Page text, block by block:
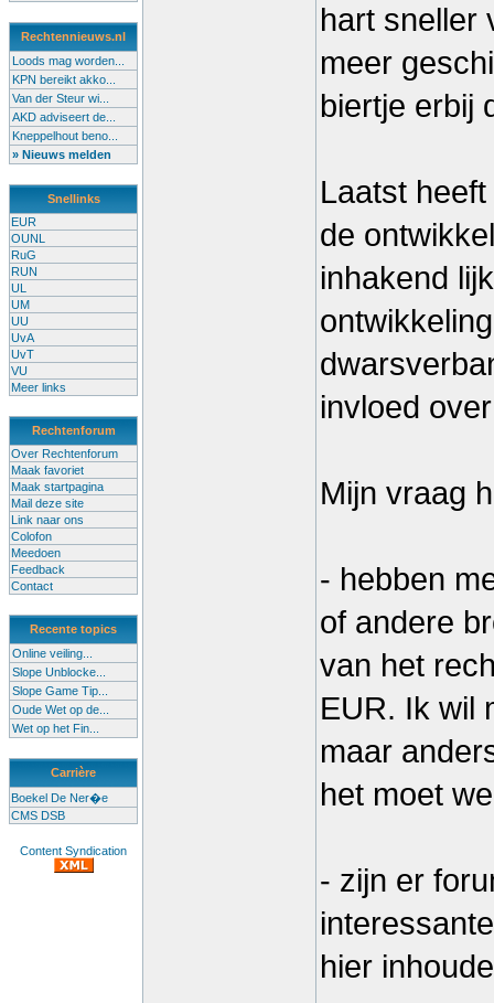
Rechtennieuws.nl
Loods mag worden...
KPN bereikt akko...
Van der Steur wi...
AKD adviseert de...
Kneppelhout beno...
» Nieuws melden
Snellinks
EUR
OUNL
RuG
RUN
UL
UM
UU
UvA
UvT
VU
Meer links
Rechtenforum
Over Rechtenforum
Maak favoriet
Maak startpagina
Mail deze site
Link naar ons
Colofon
Meedoen
Feedback
Contact
Recente topics
Online veiling...
Slope Unblocke...
Slope Game Tip...
Oude Wet op de...
Wet op het Fin...
Carrière
Boekel De Ner�e
CMS DSB
Content Syndication
hart sneller
meer
biertje erbij
Laatst
de
inhakend
invloed
Mijn vraag
- hebben
of andere
van het
EUR. Ik wil
maar
het moet
- zijn er
hier